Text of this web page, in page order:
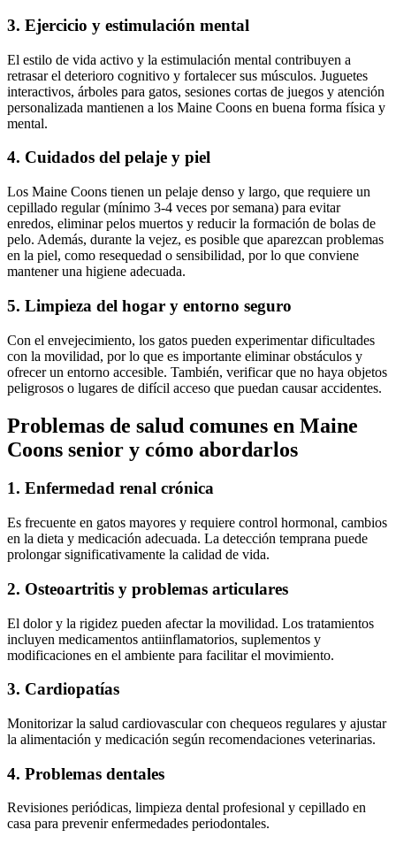
3. Ejercicio y estimulación mental
El estilo de vida activo y la estimulación mental contribuyen a
retrasar el deterioro cognitivo y fortalecer sus músculos. Juguetes
interactivos, árboles para gatos, sesiones cortas de juegos y atención
personalizada mantienen a los Maine Coons en buena forma física y
mental.
4. Cuidados del pelaje y piel
Los Maine Coons tienen un pelaje denso y largo, que requiere un
cepillado regular (mínimo 3-4 veces por semana) para evitar
enredos, eliminar pelos muertos y reducir la formación de bolas de
pelo. Además, durante la vejez, es posible que aparezcan problemas
en la piel, como resequedad o sensibilidad, por lo que conviene
mantener una higiene adecuada.
5. Limpieza del hogar y entorno seguro
Con el envejecimiento, los gatos pueden experimentar dificultades
con la movilidad, por lo que es importante eliminar obstáculos y
ofrecer un entorno accesible. También, verificar que no haya objetos
peligrosos o lugares de difícil acceso que puedan causar accidentes.
Problemas de salud comunes en Maine
Coons senior y cómo abordarlos
1. Enfermedad renal crónica
Es frecuente en gatos mayores y requiere control hormonal, cambios
en la dieta y medicación adecuada. La detección temprana puede
prolongar significativamente la calidad de vida.
2. Osteoartritis y problemas articulares
El dolor y la rigidez pueden afectar la movilidad. Los tratamientos
incluyen medicamentos antiinflamatorios, suplementos y
modificaciones en el ambiente para facilitar el movimiento.
3. Cardiopatías
Monitorizar la salud cardiovascular con chequeos regulares y ajustar
la alimentación y medicación según recomendaciones veterinarias.
4. Problemas dentales
Revisiones periódicas, limpieza dental profesional y cepillado en
casa para prevenir enfermedades periodontales.